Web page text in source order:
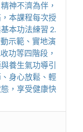
神不濟為伴，
本課程每次授
本功法練習 2.
示範、實地演
功等四階段，
養生氣功導引
身心放鬆、輕
，享受健康快